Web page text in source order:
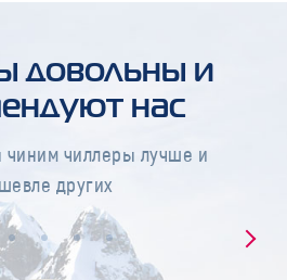
довольны и
нас
чиним чиллеры лучше и
других